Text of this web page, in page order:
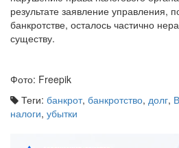
нарушению права налогового
результате заявление управления,
банкротстве, осталось частично
Теги: банкрот